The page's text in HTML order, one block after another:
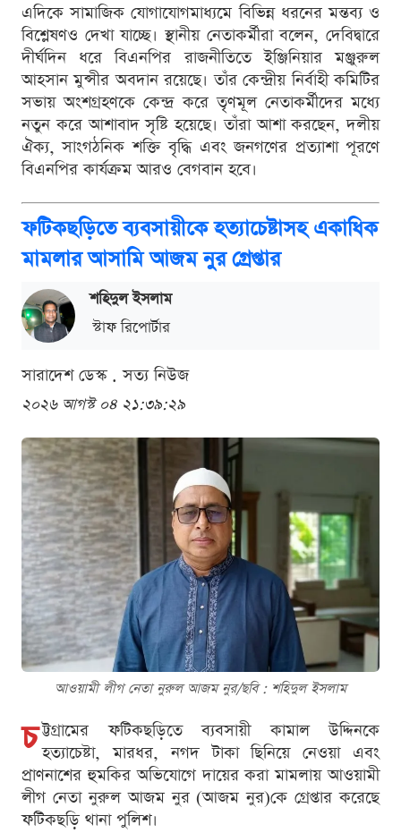
এদিকে সামাজিক যোগাযোগমাধ্যমে বিভিন্ন ধরনের মন্তব্য ও
বিশ্লেষণও দেখা যাচ্ছে। স্থানীয় নেতাকর্মীরা বলেন, দেবিদ্বারে
দীর্ঘদিন ধরে বিএনপির রাজনীতিতে ইঞ্জিনিয়ার মঞ্জুরুল
আহসান মুন্সীর অবদান রয়েছে। তাঁর কেন্দ্রীয় নির্বাহী কমিটির
সভায় অংশগ্রহণকে কেন্দ্র করে তৃণমূল নেতাকর্মীদের মধ্যে
নতুন করে আশাবাদ সৃষ্টি হয়েছে। তাঁরা আশা করছেন, দলীয়
ঐক্য, সাংগঠনিক শক্তি বৃদ্ধি এবং জনগণের প্রত্যাশা পূরণে
বিএনপির কার্যক্রম আরও বেগবান হবে।
ফটিকছড়িতে ব্যবসায়ীকে হত্যাচেষ্টাসহ একাধিক
মামলার আসামি আজম নুর গ্রেপ্তার
শ‌হিদুল ইসলাম
স্টাফ রিপোর্টার
সারাদেশ ডেস্ক . সত্য নিউজ
২০২৬ আগস্ট ০৪ ২১:৩৯:২৯
আওয়ামী লীগ নেতা নুরুল আজম নুর/ছবি : শ‌হিদুল ইসলাম
চ ট্টগ্রামের ফটিকছড়িতে ব্যবসায়ী কামাল উদ্দিনকে
হত্যাচেষ্টা, মারধর, নগদ টাকা ছিনিয়ে নেওয়া এবং
প্রাণনাশের হুমকির অভিযোগে দায়ের করা মামলায় আওয়ামী
লীগ নেতা নুরুল আজম নুর (আজম নুর)কে গ্রেপ্তার করেছে
ফটিকছড়ি থানা পুলিশ।